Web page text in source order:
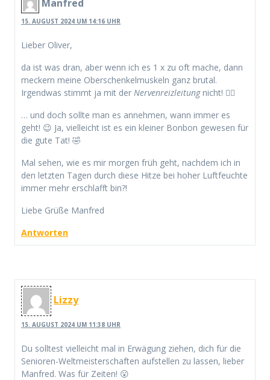
Manfred
15. AUGUST 2024 UM 14:16 UHR
Lieber Oliver,
da ist was dran, aber wenn ich es 1 x zu oft mache, dann
meckern meine Oberschenkelmuskeln ganz brutal.
Irgendwas stimmt ja mit der Nervenreizleitungnicht! 🤷‍♂️
… und doch sollte man es annehmen, wann immer es
geht! 😉 Ja, vielleicht ist es ein kleiner Bonbon gewesen für
die gute Tat! 🤣
Mal sehen, wie es mir morgen früh geht, nachdem ich in
den letzten Tagen durch diese Hitze bei hoher Luftfeuchte
immer mehr erschlafft bin?!
Liebe Grüße Manfred
Antworten
Lizzy
15. AUGUST 2024 UM 11:38 UHR
Du solltest vielleicht mal in Erwägung ziehen, dich für die
Senioren-Weltmeisterschaften aufstellen zu lassen, lieber
Manfred. Was für Zeiten! 😮